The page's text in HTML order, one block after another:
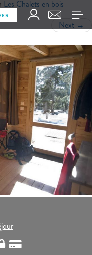
Les Chalets en bois
Next →